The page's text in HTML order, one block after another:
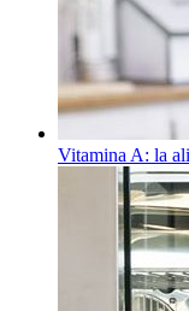
Vitamina A: la